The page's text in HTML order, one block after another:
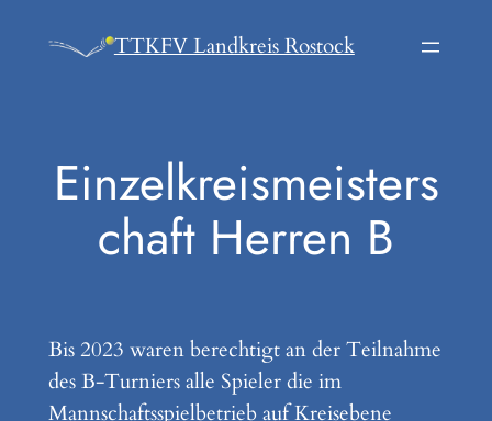
Inhalt
TTKFV Landkreis Rostock
Einzelkreismeisters
chaft Herren B
Bis 2023 waren berechtigt an der Teilnahme
des B-Turniers alle Spieler die im
Mannschaftsspielbetrieb auf Kreisebene